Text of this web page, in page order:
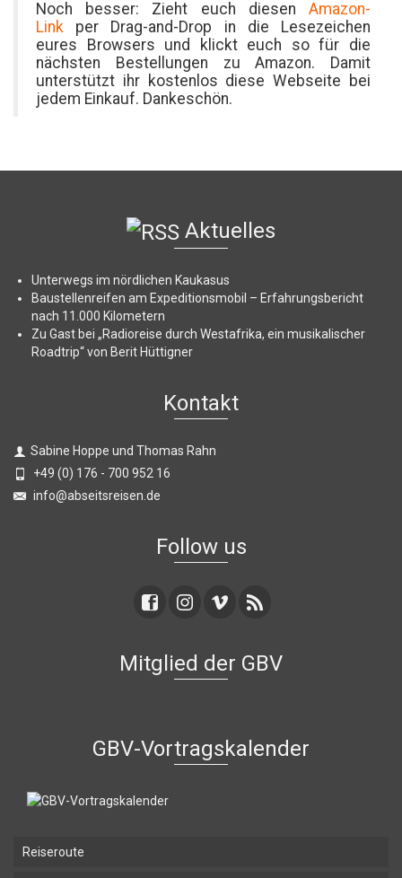
Noch besser: Zieht euch diesen Amazon-
Link per Drag-and-Drop in die Lesezeichen
eures Browsers und klickt euch so für die
nächsten Bestellungen zu Amazon. Damit
unterstützt ihr kostenlos diese Webseite bei
jedem Einkauf. Dankeschön.
Aktuelles
Unterwegs im nördlichen Kaukasus
Baustellenreifen am Expeditionsmobil – Erfahrungsbericht
nach 11.000 Kilometern
Zu Gast bei „Radioreise durch Westafrika, ein musikalischer
Roadtrip“ von Berit Hüttigner
Kontakt
Sabine Hoppe und Thomas Rahn
+49 (0) 176 - 700 952 16
info@abseitsreisen.de
Follow us
Mitglied der GBV
GBV-Vortragskalender
Reiseroute